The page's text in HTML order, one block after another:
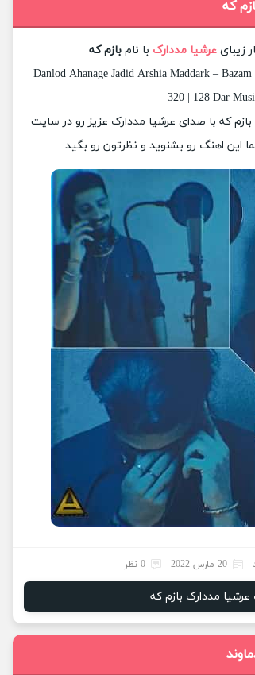
که
زیبایعرشیا مددارک با نامبازم که
Danlod Ahanage Jadid Arshia Maddark –
320 | 128 Dar
بازم که با صدای عرشیا مددارک عزیز رو در سایت
این اهنگ رو بشنوید و نظرتون رو بگید
20 مارس 2022 0 نظر
عرشیا مددارک بازم که